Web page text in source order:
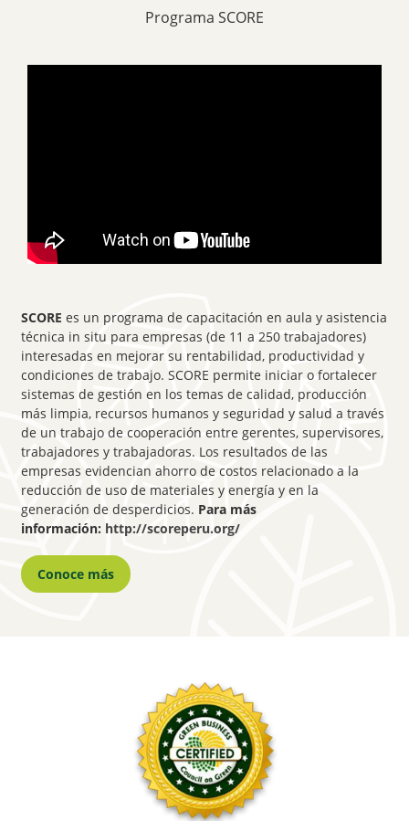
Programa SCORE
SCORE es un programa de capacitación en aula y asistencia
técnica in situ para empresas (de 11 a 250 trabajadores)
interesadas en mejorar su rentabilidad, productividad y
condiciones de trabajo. SCORE permite iniciar o fortalecer
sistemas de gestión en los temas de calidad, producción
más limpia, recursos humanos y seguridad y salud a través
de un trabajo de cooperación entre gerentes, supervisores,
trabajadores y trabajadoras. Los resultados de las
empresas evidencian ahorro de costos relacionado a la
reducción de uso de materiales y energía y en la
generación de desperdicios. Para más
información: http://scoreperu.org/
Conoce más